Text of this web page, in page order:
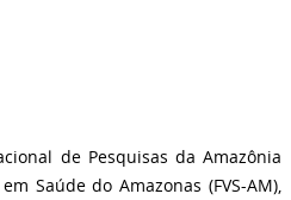
de Pesquisas da Amazônia
Saúde do Amazonas (FVS-AM),